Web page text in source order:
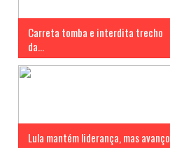
Carreta tomba e interdita trecho
da...
Lula mantém liderança, mas avanço